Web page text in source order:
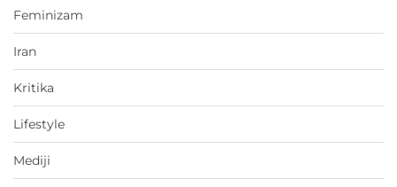
Feminizam
Iran
Kritika
Lifestyle
Mediji